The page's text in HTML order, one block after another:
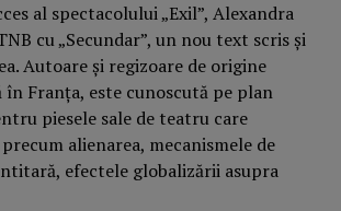
al spectacolului „Exil”, Alexandra
cu „Secundar”, un nou text scris și
Autoare și regizoare de origine
Franța, este cunoscută pe plan
piesele sale de teatru care
alienarea, mecanismele de
efectele globalizării asupra